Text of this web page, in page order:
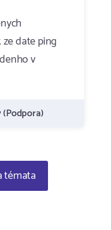
date ping
v
témata